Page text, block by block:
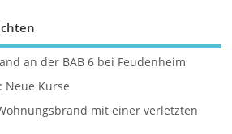
an der BAB 6 bei Feudenheim
Neue Kurse
mit einer verletzten